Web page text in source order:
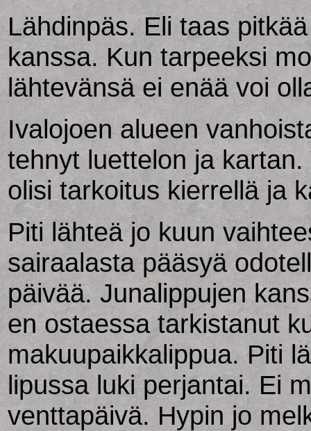
Lähdinpäs. Eli taas
kanssa. Kun tarpeeksi
lähtevänsä ei enää voi
Ivalojoen alueen
tehnyt luettelon ja
olisi tarkoitus kierrellä ja
Piti lähteä jo kuun
sairaalasta pääsyä
päivää. Junalippujen
en ostaessa tarkistanut
makuupaikkalippua. Piti
lipussa luki perjantai. Ei
venttapäivä. Hypin jo